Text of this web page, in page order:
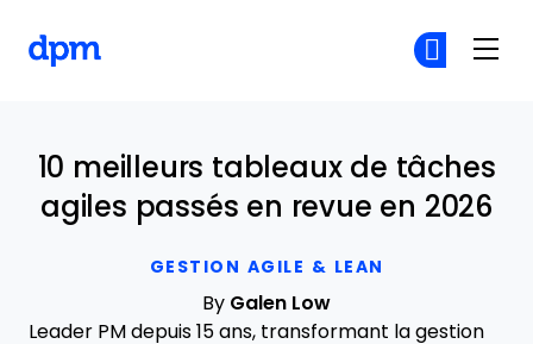
GESTION AGILE & LEAN
10 meilleurs tableaux de tâches
agiles passés en revue en 2026
By Galen Low
Leader PM depuis 15 ans, transformant la gestion